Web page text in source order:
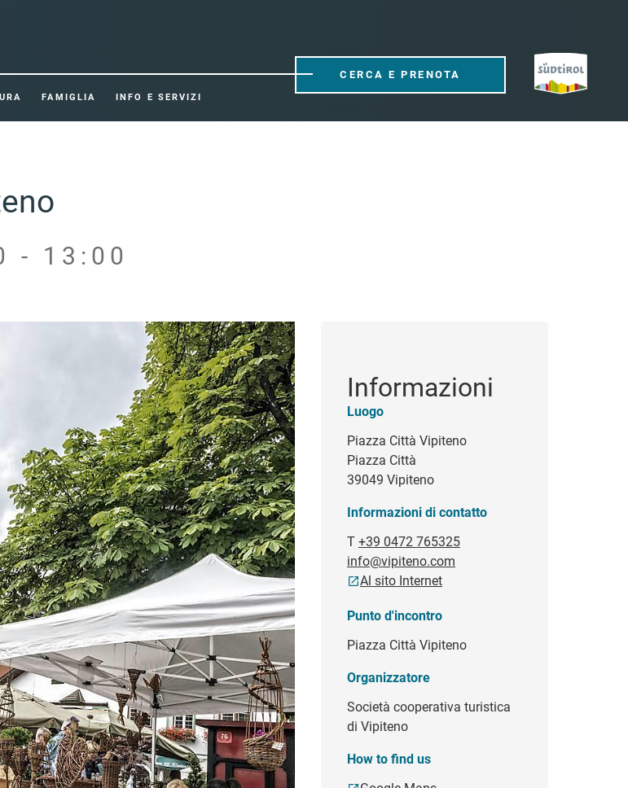
FAMIGLIA INFO E SERVIZI
CERCA E PRENOTA
- 13:00
Informazioni
Luogo
Piazza Città Vipiteno
Piazza Città
39049 Vipiteno
Informazioni di contatto
T +39 0472 765325
info@vipiteno.com
Al sito Internet
Punto d'incontro
Piazza Città Vipiteno
Organizzatore
Società cooperativa turistica
di Vipiteno
How to find us